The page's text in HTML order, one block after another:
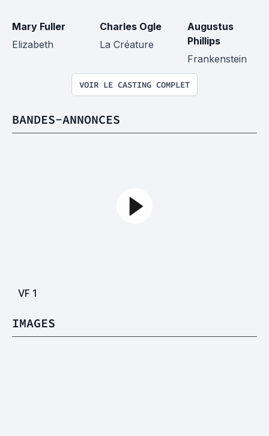
Mary Fuller
Elizabeth
Charles Ogle
La Créature
Augustus
Phillips
Frankenstein
VOIR LE CASTING COMPLET
BANDES-ANNONCES
VF 1
IMAGES